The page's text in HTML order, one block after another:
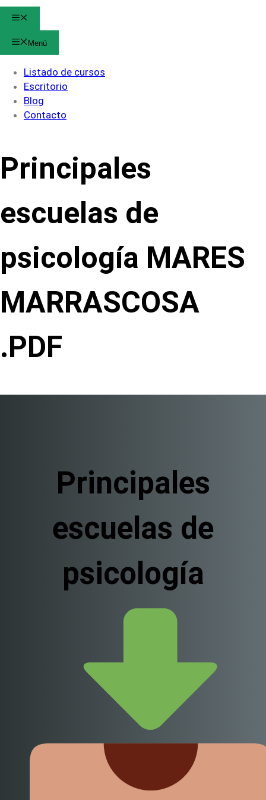
Menú
Listado de cursos
Escritorio
Blog
Contacto
Principales
escuelas de
psicología MARES
MARRASCOSA
.PDF
Principales
escuelas de
psicología